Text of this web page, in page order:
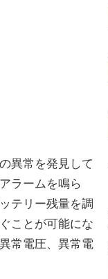
異常を発見して
ラームを鳴ら
テリー残量を調
ことが可能にな
常電圧、異常電